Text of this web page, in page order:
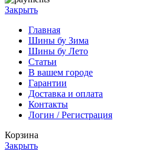
Закрыть
Главная
Шины бу Зима
Шины бу Лето
Статьи
В вашем городе
Гарантии
Доставка и оплата
Контакты
Логин / Регистрация
Корзина
Закрыть